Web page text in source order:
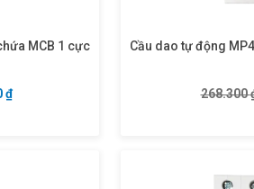
MCB 1 cực
là: 87.000 ₫.
₫Giá hiện tại là: 65.250 ₫.
Cầu dao tự động
268.300